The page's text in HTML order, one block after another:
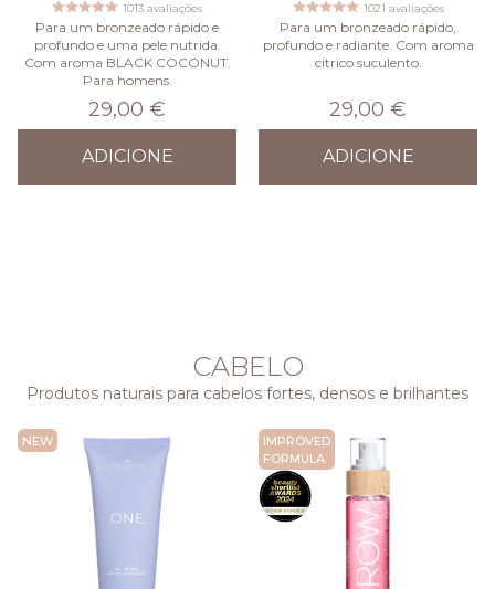
1013 avaliações
Para um bronzeado rápido e
profundo e uma pele nutrida.
Com aroma BLACK COCONUT.
Para homens.
29,00 €
ADICIONE
1021 avaliações
Para um bronzeado rápido,
profundo e radiante. Com aroma
cítrico suculento.
29,00 €
ADICIONE
CABELO
Produtos naturais para cabelos fortes, densos e brilhantes
NEW
IMPROVED
FORMULA